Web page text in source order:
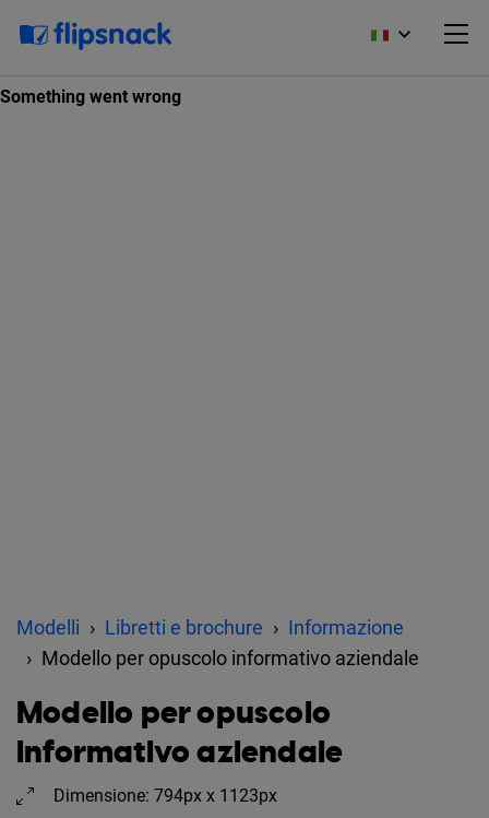
Modelli Libretti e brochure
Informazione
Modello per opuscolo informativo aziendale
Modello per opuscolo
informativo aziendale
Dimensione: 794px x 1123px